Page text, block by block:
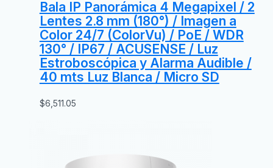
Bala IP Panorámica 4 Megapixel / 2
Lentes 2.8 mm (180°) / Imagen a
Color 24/7 (ColorVu) / PoE / WDR
130° / IP67 / ACUSENSE / Luz
Estroboscópica y Alarma Audible /
40 mts Luz Blanca / Micro SD
$6,511.05